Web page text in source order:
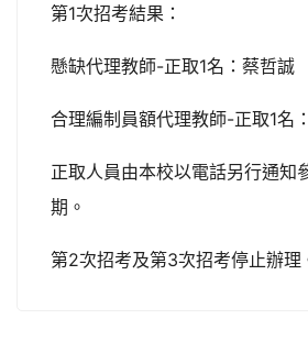
第1次招考結果：
懸缺代理教師-正取1名：蔡哲誠
合理編制員額代理教師-正取1名
正取人員由本校以電話另行通知
期。
第2次招考及第3次招考停止辦理